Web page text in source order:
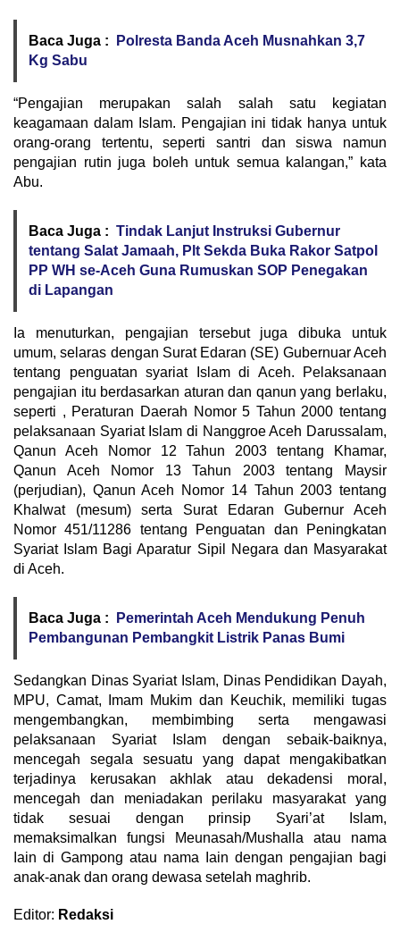
Baca Juga :
Polresta Banda Aceh Musnahkan 3,7
Kg Sabu
“Pengajian merupakan salah salah satu kegiatan
keagamaan dalam Islam. Pengajian ini tidak hanya untuk
orang-orang tertentu, seperti santri dan siswa namun
pengajian rutin juga boleh untuk semua kalangan,” kata
Abu.
Baca Juga : Tindak Lanjut Instruksi Gubernur
tentang Salat Jamaah, Plt Sekda Buka Rakor Satpol
PP WH se-Aceh Guna Rumuskan SOP Penegakan
di Lapangan
Ia menuturkan, pengajian tersebut juga dibuka untuk
umum, selaras dengan Surat Edaran (SE) Gubernuar Aceh
tentang penguatan syariat Islam di Aceh. Pelaksanaan
pengajian itu berdasarkan aturan dan qanun yang berlaku,
seperti , Peraturan Daerah Nomor 5 Tahun 2000 tentang
pelaksanaan Syariat Islam di Nanggroe Aceh Darussalam,
Qanun Aceh Nomor 12 Tahun 2003 tentang Khamar,
Qanun Aceh Nomor 13 Tahun 2003 tentang Maysir
(perjudian), Qanun Aceh Nomor 14 Tahun 2003 tentang
Khalwat (mesum) serta Surat Edaran Gubernur Aceh
Nomor 451/11286 tentang Penguatan dan Peningkatan
Syariat Islam Bagi Aparatur Sipil Negara dan Masyarakat
di Aceh.
Baca Juga :
Pemerintah Aceh Mendukung Penuh
Pembangunan Pembangkit Listrik Panas Bumi
Sedangkan Dinas Syariat Islam, Dinas Pendidikan Dayah,
MPU, Camat, Imam Mukim dan Keuchik, memiliki tugas
mengembangkan, membimbing serta mengawasi
pelaksanaan Syariat Islam dengan sebaik-baiknya,
mencegah segala sesuatu yang dapat mengakibatkan
terjadinya kerusakan akhlak atau dekadensi moral,
mencegah dan meniadakan perilaku masyarakat yang
tidak sesuai dengan prinsip Syari’at Islam,
memaksimalkan fungsi Meunasah/Mushalla atau nama
Iain di Gampong atau nama Iain dengan pengajian bagi
anak-anak dan orang dewasa setelah maghrib.
Editor: Redaksi